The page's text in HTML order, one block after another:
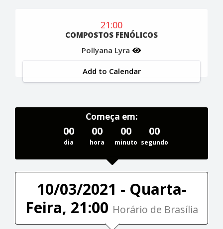
21:00
COMPOSTOS FENÓLICOS
Pollyana Lyra
Add to Calendar
Começa em:
00
dia
00
hora
00
minuto
00
segundo
10/03/2021 - Quarta-
Feira, 21:00 Horário de Brasília